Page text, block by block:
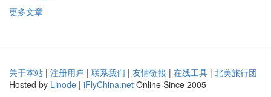
更多文章
关于本站 | 注册用户 | 联系我们 | 友情链接 | 在线工具 | 北美旅行团
Hosted by Linode | iFlyChina.net Online Since 2005